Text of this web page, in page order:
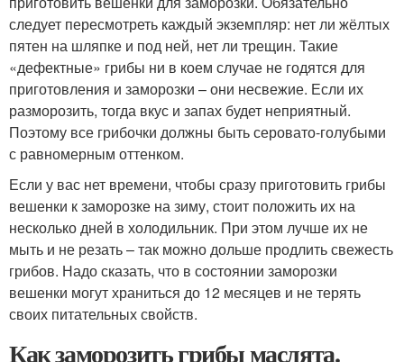
следует пересмотреть каждый экземпляр: нет ли жёлтых
пятен на шляпке и под ней, нет ли трещин. Такие
«дефектные» грибы ни в коем случае не годятся для
приготовления и заморозки – они несвежие. Если их
разморозить, тогда вкус и запах будет неприятный.
Поэтому все грибочки должны быть серовато-голубыми
с равномерным оттенком.
Если у вас нет времени, чтобы сразу приготовить грибы
вешенки к заморозке на зиму, стоит положить их на
несколько дней в холодильник. При этом лучше их не
мыть и не резать – так можно дольше продлить свежесть
грибов. Надо сказать, что в состоянии заморозки
вешенки могут храниться до 12 месяцев и не терять
своих питательных свойств.
Как заморозить грибы маслята.